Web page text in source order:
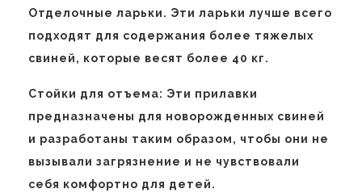
Отделочные ларьки. Эти ларьки лучше всего
подходят для содержания более тяжелых
свиней, которые весят более 40 кг.
Стойки для отъема: Эти прилавки
предназначены для новорожденных свиней
и разработаны таким образом, чтобы они не
вызывали загрязнение и не чувствовали
себя комфортно для детей.